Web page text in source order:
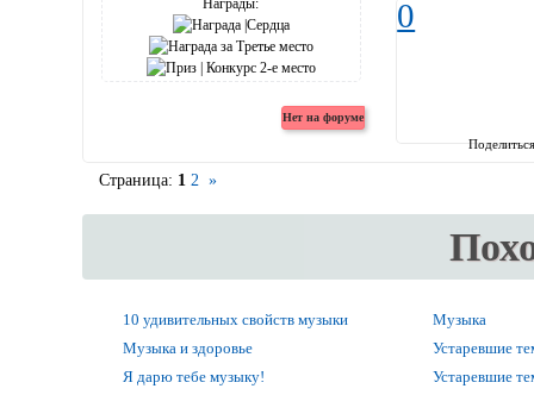
Награды: 0
Страница: 1 2 »
10 удивительных свойств музыки
Музыка
Музыка и здоровье
Устаревшие
Я дарю тебе музыку!
Устаревшие